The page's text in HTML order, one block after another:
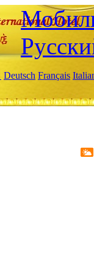
Deutsch Français